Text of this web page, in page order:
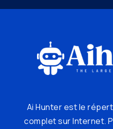
Ai Hunter est le
complet sur Internet.